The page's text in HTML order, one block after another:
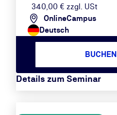
340,00 € zzgl. USt
OnlineCampus
Deutsch
Details zum Seminar
BUCHEN